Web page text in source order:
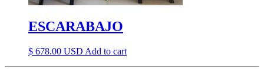
ESCARABAJO
$ 678.00 Add to cart